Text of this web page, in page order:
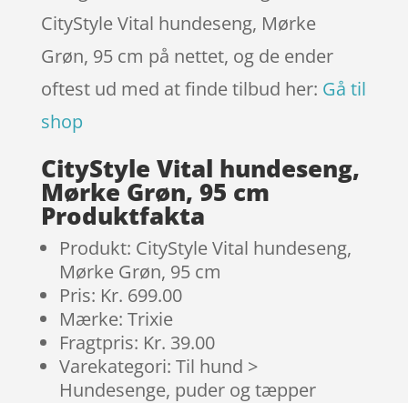
CityStyle Vital hundeseng, Mørke
Grøn, 95 cm på nettet, og de ender
oftest ud med at finde tilbud her: Gå til
shop
CityStyle Vital hundeseng,
Mørke Grøn, 95 cm
Produktfakta
Produkt: CityStyle Vital hundeseng,
Mørke Grøn, 95 cm
Pris: Kr. 699.00
Mærke: Trixie
Fragtpris: Kr. 39.00
Varekategori: Til hund >
Hundesenge, puder og tæpper